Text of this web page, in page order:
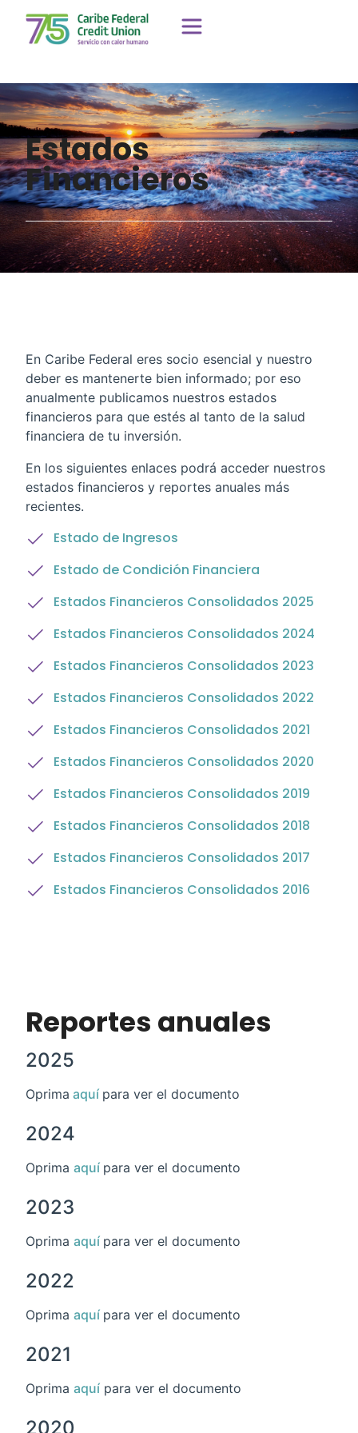
Estados
Financieros
En Caribe Federal eres socio esencial y nuestro
deber es mantenerte bien informado; por eso
anualmente publicamos nuestros estados
financieros para que estés al tanto de la salud
financiera de tu inversión.
En los siguientes enlaces podrá acceder nuestros
estados financieros y reportes anuales más
recientes.
Estado de Ingresos
Estado de Condición Financiera
Estados Financieros Consolidados 2025
Estados Financieros Consolidados 2024
Estados Financieros Consolidados 2023
Estados Financieros Consolidados 2022
Estados Financieros Consolidados 2021
Estados Financieros Consolidados 2020
Estados Financieros Consolidados 2019
Estados Financieros Consolidados 2018
Estados Financieros Consolidados 2017
Estados Financieros Consolidados 2016
Reportes anuales
2025
Oprima aquí para ver el documento
2024
Oprima aquí para ver el documento
2023
Oprima aquí para ver el documento
2022
Oprima aquí para ver el documento
2021
Oprima aquí para ver el documento
2020